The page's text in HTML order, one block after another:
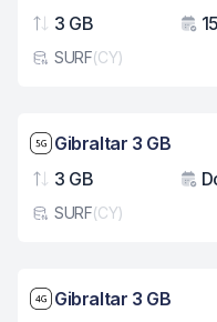
Podaci
3 GB
Tip eSIM kartice
SURF(CY)
Brzina mreže: 5G
Gibraltar 3 GB
Podaci
3 GB
Tip eSIM kartice
SURF(CY)
Brzina mreže: 4G
Gibraltar 3 GB